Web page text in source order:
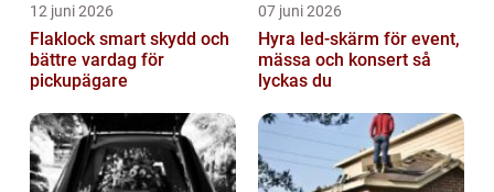
12 juni 2026
Flaklock smart skydd och
bättre vardag för
pickupägare
07 juni 2026
Hyra led-skärm för event,
mässa och konsert så
lyckas du